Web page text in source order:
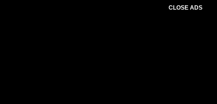
CLOSE ADS